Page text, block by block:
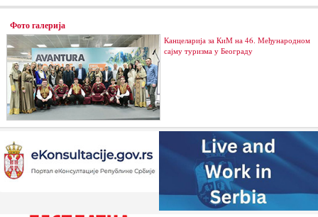
Фото галерија
Канцеларија за КиМ на 46. Међународном
сајму туризма у Београду